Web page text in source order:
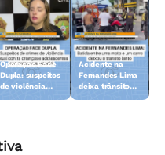
Operação Face
Dupla: suspeitos
de violência
Acidente na
Fernandes Lima
deixa trânsito